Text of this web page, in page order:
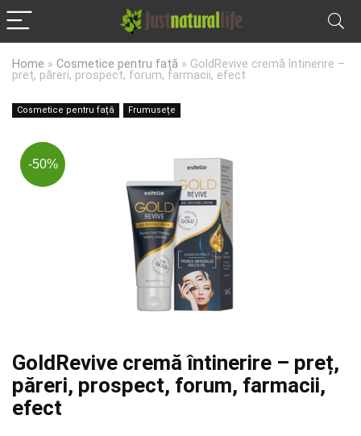
Home » Cosmetice pentru față » GoldRevive cremă întinerire –
preț, păreri, prospect, forum, farmacii, efect
Cosmetice pentru față Frumusețe
-50%
GoldRevive cremă întinerire – preț,
păreri, prospect, forum, farmacii,
efect